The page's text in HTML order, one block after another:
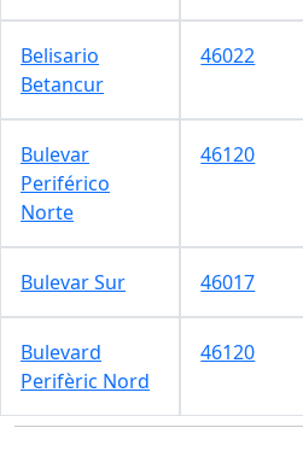
Belisario
Betancur
46022
Bulevar
Periférico
Norte
46120
Bulevar Sur 46017
Bulevard
Perifèric Nord
46120